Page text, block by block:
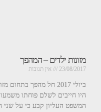
מזונות ילדים – המהפך
23/08/2017 אין תגובות
ביולי 2017 חל מהפך
היו חייבים לשלם פוחתו
המשפט העליון קבע כי על שני